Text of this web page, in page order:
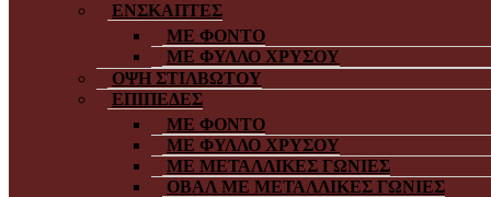
ΕΝΣΚΑΠΤΕΣ
ΜΕ ΦΟΝΤΟ
ΜΕ ΦΥΛΛΟ ΧΡΥΣΟΥ
ΟΨΗ ΣΤΙΛΒΩΤΟΥ
ΕΠΙΠΕΔΕΣ
ΜΕ ΦΟΝΤΟ
ΜΕ ΦΥΛΛΟ ΧΡΥΣΟΥ
ΜΕ ΜΕΤΑΛΛΙΚΕΣ ΓΩΝΙΕΣ
ΟΒΑΛ ΜΕ ΜΕΤΑΛΛΙΚΕΣ ΓΩΝΙΕΣ